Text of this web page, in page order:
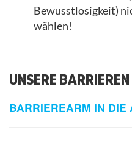
Bewusstlosigkeit)
wählen!
UNSERE
BARRIEREARM IN DIE